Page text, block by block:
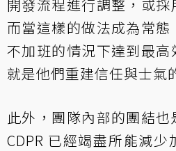
開發流程進行調整，或採
而當這樣的做法成為常
不加班的情況下達到最
就是他們重建信任與士氣
此外，團隊內部的團結
CDPR 已經竭盡所能減